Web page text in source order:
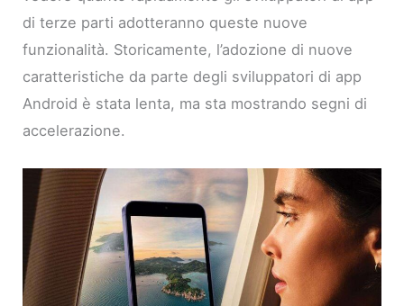
di terze parti adotteranno queste nuove
funzionalità. Storicamente, l’adozione di nuove
caratteristiche da parte degli sviluppatori di app
Android è stata lenta, ma sta mostrando segni di
accelerazione.